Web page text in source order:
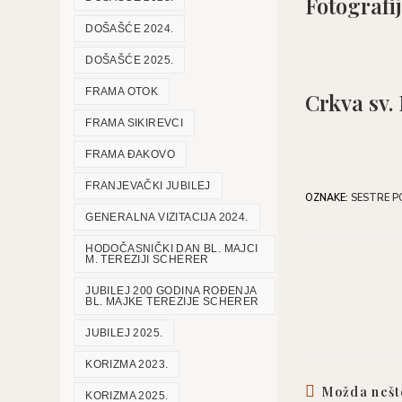
Crkva
OZNAKE: SESTRE
Možda
DOŠAŠĆE 2024.
DOŠAŠĆE 2025.
FRAMA OTOK
FRAMA SIKIREVCI
FRAMA ĐAKOVO
FRANJEVAČKI JUBILEJ
GENERALNA VIZITACIJA 2024.
HODOČASNIČKI DAN BL. MAJCI
M. TEREZIJI SCHERER
JUBILEJ 200 GODINA ROĐENJA
BL. MAJKE TEREZIJE SCHERER
JUBILEJ 2025.
KORIZMA 2023.
KORIZMA 2025.